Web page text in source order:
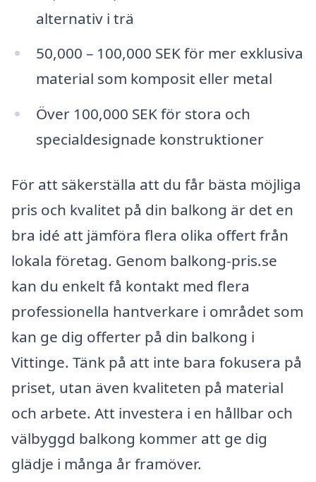
alternativ i trä
50,000 – 100,000 SEK för mer exklusiva
material som komposit eller metal
Över 100,000 SEK för stora och
specialdesignade konstruktioner
För att säkerställa att du får bästa möjliga
pris och kvalitet på din balkong är det en
bra idé att jämföra flera olika offert från
lokala företag. Genom balkong-pris.se
kan du enkelt få kontakt med flera
professionella hantverkare i området som
kan ge dig offerter på din balkong i
Vittinge. Tänk på att inte bara fokusera på
priset, utan även kvaliteten på material
och arbete. Att investera i en hållbar och
välbyggd balkong kommer att ge dig
glädje i många år framöver.